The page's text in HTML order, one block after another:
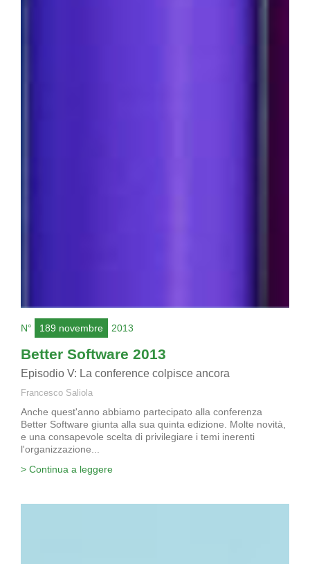
N° 189 novembre 2013
Better Software 2013
Episodio V: La conference colpisce ancora
Francesco Saliola
Anche quest'anno abbiamo partecipato alla conferenza
Better Software giunta alla sua quinta edizione. Molte novità,
e una consapevole scelta di privilegiare i temi inerenti
l'organizzazione...
> Continua a leggere